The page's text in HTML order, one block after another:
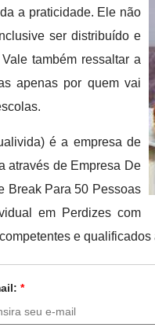
a praticidade. Ele não
ser distribuído e
também ressaltar a
apenas por quem vai
é a empresa de
através de Empresa De
Break Para 50 Pessoas
em Perdizes com
e
*